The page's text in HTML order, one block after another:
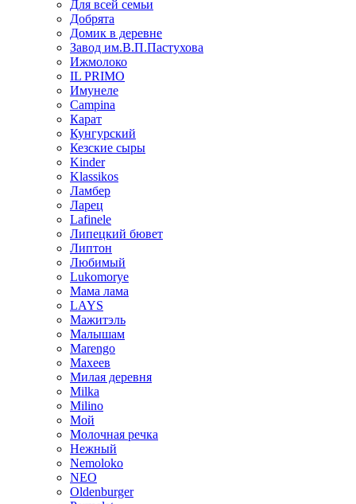
Для всей семьи
Добрята
Домик в деревне
Завод им.В.П.Пастухова
Ижмолоко
IL PRIMO
Имунеле
Campina
Карат
Кунгурский
Кезские сыры
Kinder
Klassikos
Ламбер
Ларец
Lafinele
Липецкий бювет
Липтон
Любимый
Lukomorye
Мама лама
LAYS
Мажитэль
Малышам
Marengo
Махеев
Милая деревня
Milka
Milino
Мой
Молочная речка
Нежный
Nemoloko
NEO
Oldenburger